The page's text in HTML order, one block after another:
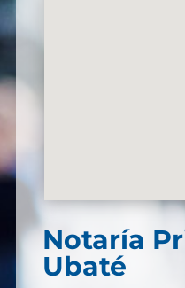
Notaría
Ubaté